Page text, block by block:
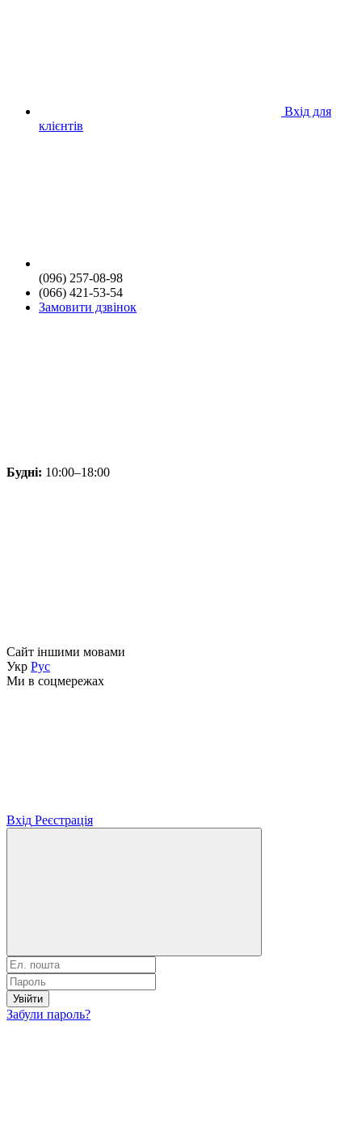
Вхід для
клієнтів
(096) 257-08-98
(066) 421-53-54
Замовити дзвінок
Будні: 10:00–18:00
Сайт іншими мовами
Укр Рус
Ми в соцмережах
Вхід Реєстрація
Увійти
Забули пароль?